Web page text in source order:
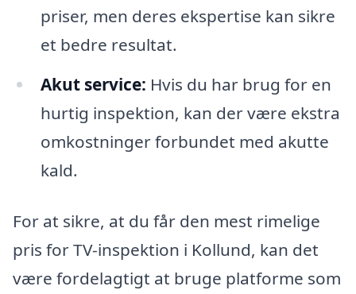
priser, men deres ekspertise kan sikre
et bedre resultat.
Akut service: Hvis du har brug for en
hurtig inspektion, kan der være ekstra
omkostninger forbundet med akutte
kald.
For at sikre, at du får den mest rimelige
pris for TV-inspektion i Kollund, kan det
være fordelagtigt at bruge platforme som